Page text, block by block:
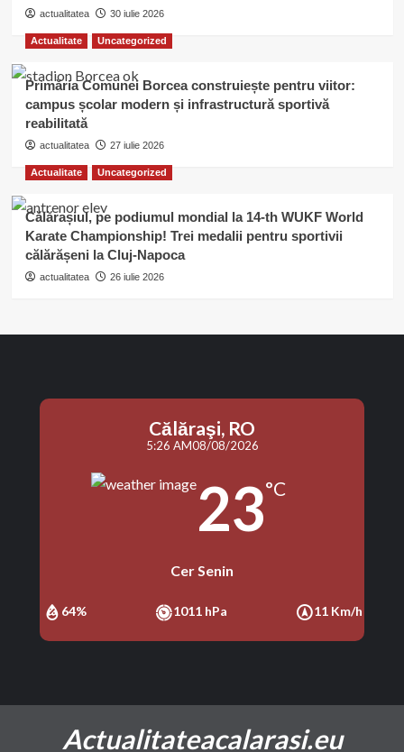
actualitatea 30 iulie 2026
Actualitate Uncategorized
Primăria Comunei Borcea construiește pentru viitor:
campus școlar modern și infrastructură sportivă
reabilitată
actualitatea 27 iulie 2026
Actualitate Uncategorized
Călărașiul, pe podiumul mondial la 14-th WUKF World
Karate Championship! Trei medalii pentru sportivii
călărășeni la Cluj-Napoca
actualitatea 26 iulie 2026
Călăraşi, RO
5:26 AM08/08/2026
23°C
Cer Senin
64% 1011 hPa 11 Km/h
Actualitateacalarasi.eu